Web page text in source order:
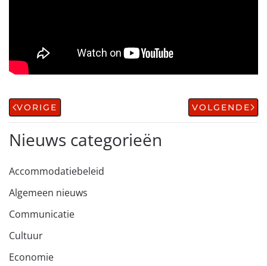
VORIGE VOLGENDE
Nieuws categorieën
Accommodatiebeleid
Algemeen nieuws
Communicatie
Cultuur
Economie